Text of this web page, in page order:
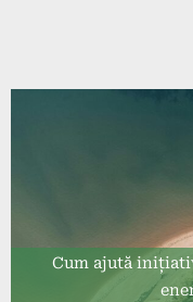
Cum ajută